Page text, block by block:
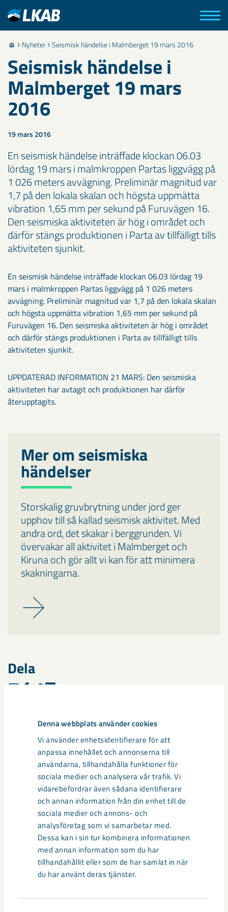
Denna webbplats använder cookies
Vi använder enhetsidentifierare för att
anpassa innehållet och annonserna till
användarna, tillhandahålla funktioner för
sociala medier och analysera vår trafik. Vi
vidarebefordrar även sådana identifierare
och annan information från din enhet till de
sociala medier och annons- och
analysföretag som vi samarbetar med.
Dessa kan i sin tur kombinera informationen
med annan information som du har
tillhandahållit eller som de har samlat in när
du har använt deras tjänster.
Nyheter Seismisk händelse i Malmberget 19 mars 2016
Seismisk händelse i
Malmberget 19 mars
2016
19 mars 2016
En seismisk händelse inträffade klockan 06.03
lördag 19 mars i malmkroppen Partas liggvägg på
1 026 meters avvägning. Preliminär magnitud var
1,7 på den lokala skalan och högsta uppmätta
vibration 1,65 mm per sekund på Furuvägen 16.
Den seismiska aktiviteten är hög i området och
därför stängs produktionen i Parta av tillfälligt tills
aktiviteten sjunkit.
En seismisk händelse inträffade klockan 06.03 lördag 19
mars i malmkroppen Partas liggvägg på 1 026 meters
avvägning. Preliminär magnitud var 1,7 på den lokala skalan
och högsta uppmätta vibration 1,65 mm per sekund på
Furuvägen 16. Den seismiska aktiviteten är hög i området
och därför stängs produktionen i Parta av tillfälligt tills
aktiviteten sjunkit.
UPPDATERAD INFORMATION 21 MARS: Den seismiska
aktiviteten har avtagit och produktionen har därför
återupptagits.
Mer om seismiska
händelser
Storskalig gruvbrytning under jord ger
upphov till så kallad seismisk aktivitet. Med
andra ord, det skakar i berggrunden. Vi
övervakar all aktivitet i Malmberget och
Kiruna och gör allt vi kan för att minimera
skakningarna.
Dela
Taggar
Malmberget seismik
Relaterat innehåll